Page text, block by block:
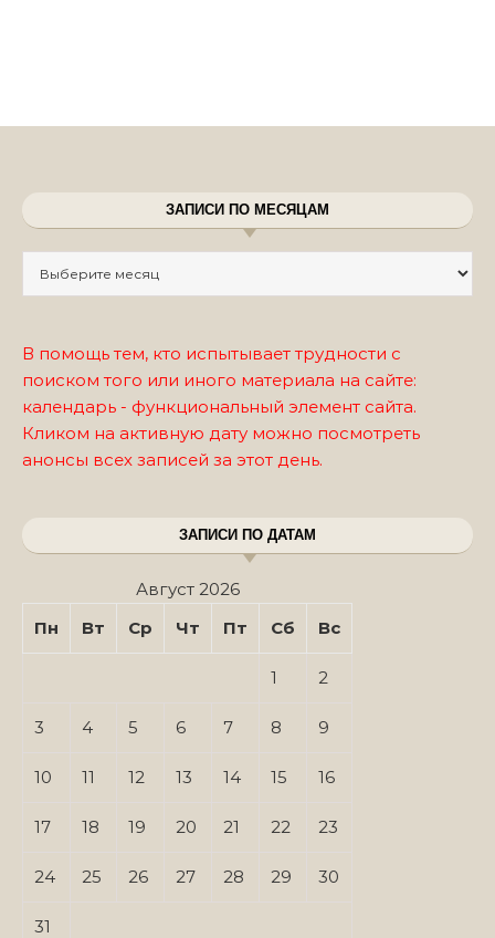
ЗАПИСИ ПО МЕСЯЦАМ
В помощь тем, кто испытывает трудности с
поиском того или иного материала на сайте:
календарь - функциональный элемент сайта.
Кликом на активную дату можно посмотреть
анонсы всех записей за этот день.
ЗАПИСИ ПО ДАТАМ
Август 2026
Пн
Вт Ср Чт Пт Сб Вс
1 2
3 4 5 6 7 8 9
10 11 12 13 14 15 16
17 18 19 20 21 22 23
24 25 26 27 28 29 30
31